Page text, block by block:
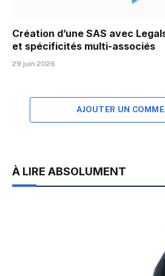
Création d’une SAS avec
et spécificités multi-associés
29 juin 2026
AJOUTER UN
À LIRE ABSOLUMENT